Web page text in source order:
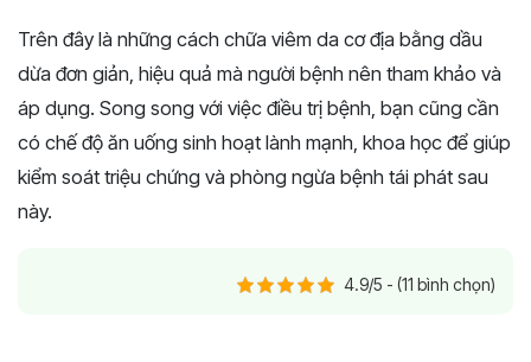
Trên đây là những cách chữa viêm da cơ địa bằng dầu
dừa đơn giản, hiệu quả mà người bệnh nên tham khảo và
áp dụng. Song song với việc điều trị bệnh, bạn cũng cần
có chế độ ăn uống sinh hoạt lành mạnh, khoa học để giúp
kiểm soát triệu chứng và phòng ngừa bệnh tái phát sau
này.
4.9/5 - (11 bình chọn)